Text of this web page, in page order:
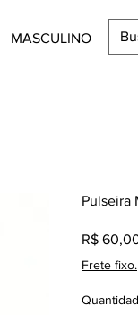
MASCULINO
Pulseira
R$
Frete fixo.